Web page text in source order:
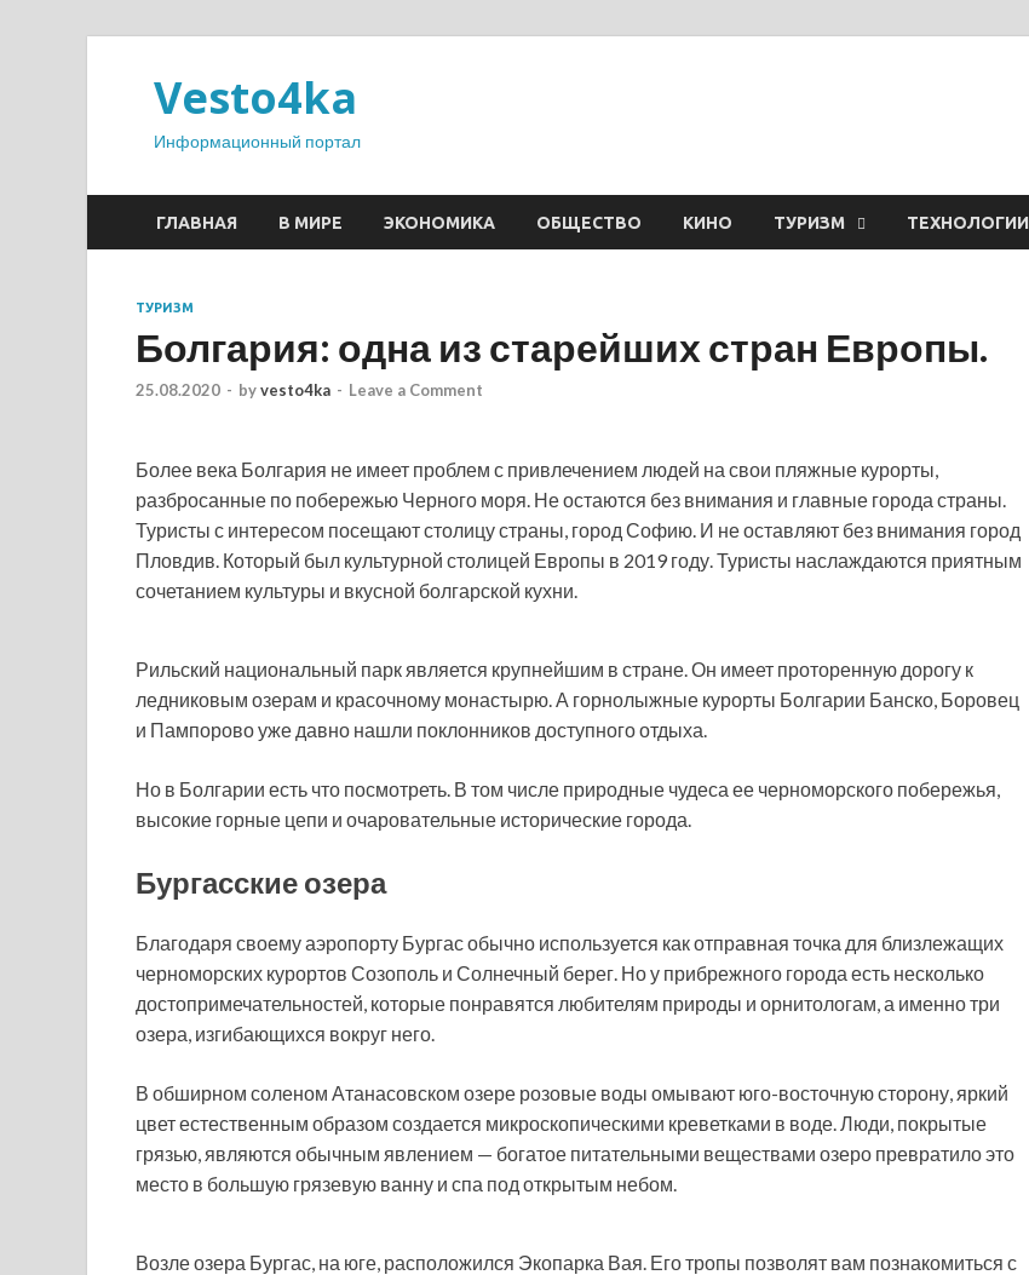
Vesto4ka
Информационный портал
ГЛАВНАЯ В МИРЕ ЭКОНОМИКА ОБЩЕСТВО КИНО ТУРИЗМ ТЕХНОЛОГИИ
ТУРИЗМ
Болгария: одна из старейших стран Европы.
25.08.2020 - byvesto4ka - Leave a Comment
Более века Болгария не имеет проблем с привлечением людей на свои пляжные курорты,
разбросанные по побережью Черного моря. Не остаются без внимания и главные города страны.
Туристы с интересом посещают столицу страны, город Софию. И не оставляют без внимания город
Пловдив. Который был культурной столицей Европы в 2019 году. Туристы наслаждаются приятным
сочетанием культуры и вкусной болгарской кухни.
Рильский национальный парк является крупнейшим в стране. Он имеет проторенную дорогу к
ледниковым озерам и красочному монастырю. А горнолыжные курорты Болгарии Банско, Боровец
и Пампорово уже давно нашли поклонников доступного отдыха.
Но в Болгарии есть что посмотреть. В том числе природные чудеса ее черноморского побережья,
высокие горные цепи и очаровательные исторические города.
Бургасские озера
Благодаря своему аэропорту Бургас обычно используется как отправная точка для близлежащих
черноморских курортов Созополь и Солнечный берег. Но у прибрежного города есть несколько
достопримечательностей, которые понравятся любителям природы и орнитологам, а именно три
озера, изгибающихся вокруг него.
В обширном соленом Атанасовском озере розовые воды омывают юго-восточную сторону, яркий
цвет естественным образом создается микроскопическими креветками в воде. Люди, покрытые
грязью, являются обычным явлением — богатое питательными веществами озеро превратило это
место в большую грязевую ванну и спа под открытым небом.
Возле озера Бургас, на юге, расположился Экопарка Вая. Его тропы позволят вам познакомиться с